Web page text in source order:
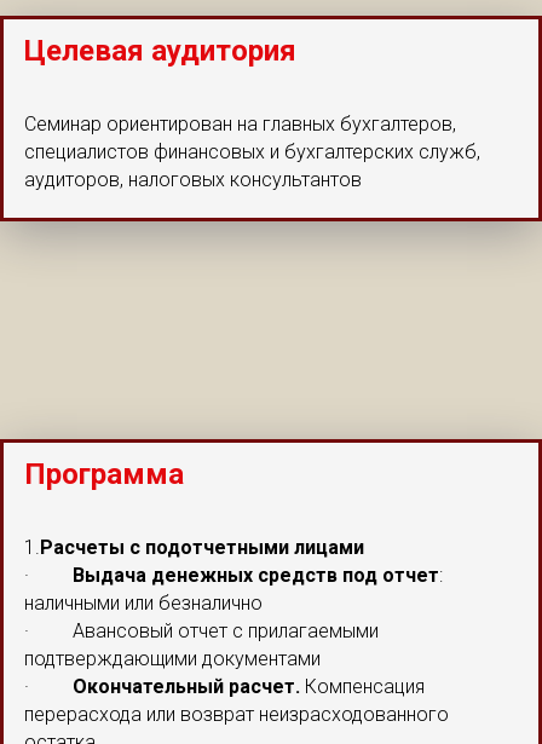
Целевая аудитория
Семинар ориентирован на главных бухгалтеров,
специалистов финансовых и бухгалтерских служб,
аудиторов, налоговых консультантов
Программа
1.Расчеты с подотчетными лицами
· Выдача денежных средств под отчет:
наличными или безналично
· Авансовый отчет с прилагаемыми
подтверждающими документами
· Окончательный расчет. Компенсация
перерасхода или возврат неизрасходованного